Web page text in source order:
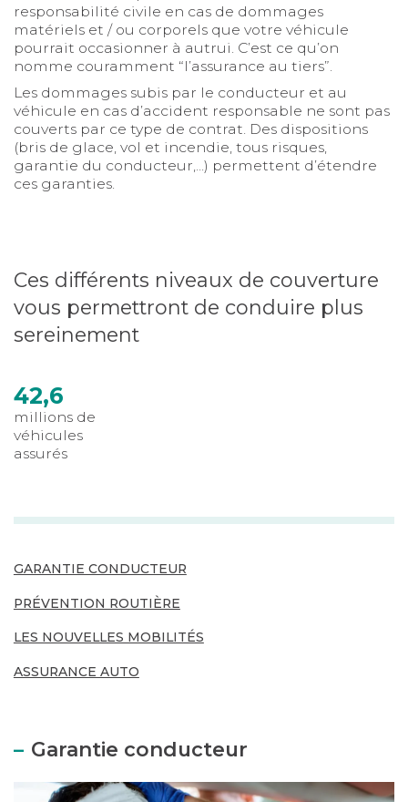
responsabilité civile en cas de dommages
matériels et / ou corporels que votre véhicule
pourrait occasionner à autrui. C’est ce qu’on
nomme couramment “l’assurance au tiers”.
Les dommages subis par le conducteur et au
véhicule en cas d’accident responsable ne sont pas
couverts par ce type de contrat. Des dispositions
(bris de glace, vol et incendie, tous risques,
garantie du conducteur,...) permettent d’étendre
ces garanties.
Ces différents niveaux de couverture
vous permettront de conduire plus
sereinement
42,6
millions de
véhicules
assurés
GARANTIE CONDUCTEUR
PRÉVENTION ROUTIÈRE
LES NOUVELLES MOBILITÉS
ASSURANCE AUTO
Garantie conducteur
Garantie conducteur : une protection